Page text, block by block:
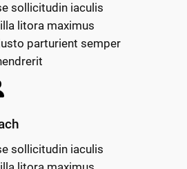
sollicitudin iaculis
litora maximus
parturient semper
sollicitudin iaculis